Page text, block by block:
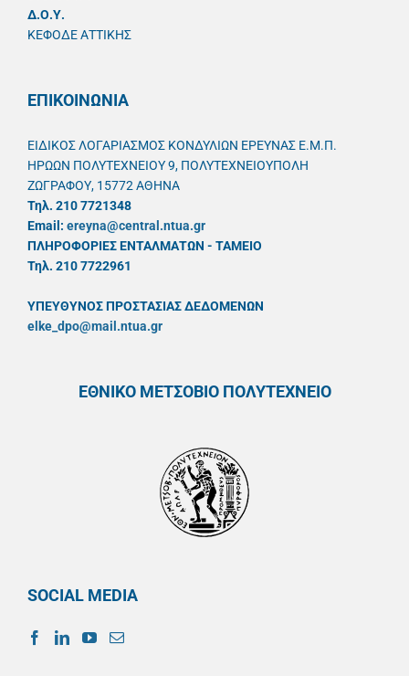
Δ.Ο.Υ.
ΚΕΦΟΔΕ ΑΤΤΙΚΗΣ
ΕΠΙΚΟΙΝΩΝΙΑ
ΕΙΔΙΚΟΣ ΛΟΓΑΡΙΑΣΜΟΣ ΚΟΝΔΥΛΙΩΝ ΕΡΕΥΝΑΣ Ε.Μ.Π.
ΗΡΩΩΝ ΠΟΛΥΤΕΧΝΕΙΟΥ 9, ΠΟΛΥΤΕΧΝΕΙΟΥΠΟΛΗ
ΖΩΓΡΑΦΟΥ, 15772 ΑΘΗΝΑ
Τηλ. 210 7721348
Email: ereyna@central.ntua.gr
ΠΛΗΡΟΦΟΡΙΕΣ ΕΝΤΑΛΜΑΤΩΝ - ΤΑΜΕΙΟ
Τηλ. 210 7722961
ΥΠΕΥΘYΝΟΣ ΠΡΟΣΤΑΣΙΑΣ ΔΕΔΟΜΕΝΩΝ
elke_dpo@mail.ntua.gr
ΕΘΝΙΚΟ ΜΕΤΣΟΒΙΟ ΠΟΛΥΤΕΧΝΕΙΟ
SOCIAL MEDIA